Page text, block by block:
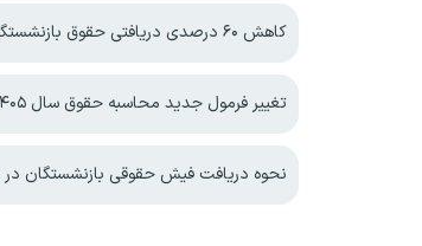
کاهش ۶۰ درصدی دریافتی حقوق بازنشستگان دولت
تغییر فرمول جدید محاسبه حقوق سال ۱۴۰۵ بازنشستگی
نحوه دریافت فیش حقوقی بازنشستگان در